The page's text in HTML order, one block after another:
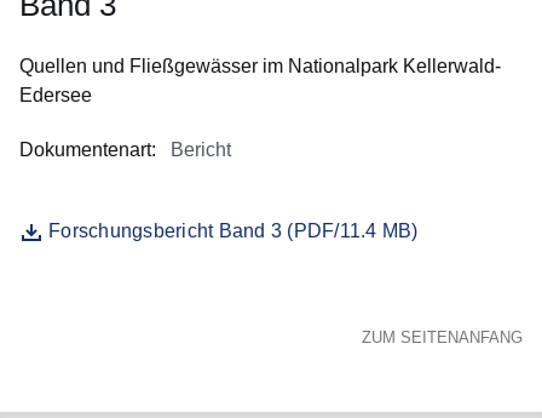
Quellen und Fließgewässer im Nationalpark Kellerwald-
Edersee
Dokumentenart: Bericht
DateiForschungsbericht Band 3 (PDF/11.4 MB)
Öffnet sich in einem neuen Fenster
ZUM SEITENANFANG